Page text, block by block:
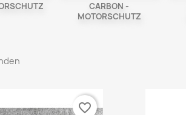
CARBON -
MOTORSCHUTZ
favorite_border